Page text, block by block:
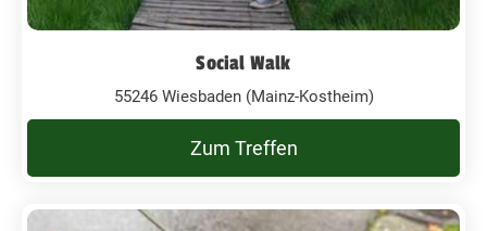
Social Walk
55246 Wiesbaden (Mainz-Kostheim)
Zum Treffen